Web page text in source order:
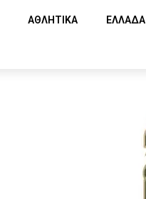
ΑΘΛΗΤΙΚΑ ΕΛΛΑΔΑ